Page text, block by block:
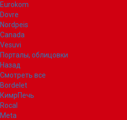
Eurokom
Dovre
Nordpeis
Canada
Vesuvi
Порталы, облицовки
Назад
Смотреть все
Bordelet
КимрПечь
Rocal
Meta